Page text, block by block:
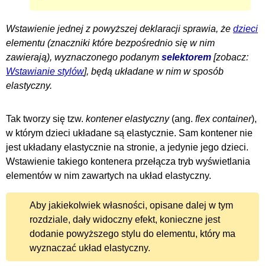
Wstawienie jednej z powyższej deklaracji sprawia, że dzieci
elementu (znaczniki które bezpośrednio się w nim
zawierają), wyznaczonego podanym selektorem [zobacz:
Wstawianie stylów], będą układane w nim w sposób
elastyczny.
Tak tworzy się tzw. kontener elastyczny(ang. flex container),
w którym dzieci układane są elastycznie. Sam kontener nie
jest układany elastycznie na stronie, a jedynie jego dzieci.
Wstawienie takiego kontenera przełącza tryb wyświetlania
elementów w nim zawartych na układ elastyczny.
Aby jakiekolwiek własności, opisane dalej w tym
rozdziale, dały widoczny efekt, konieczne jest
dodanie powyższego stylu do elementu, który ma
wyznaczać układ elastyczny.